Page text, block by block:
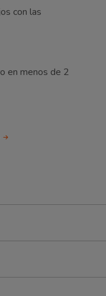
con las
en menos de 2